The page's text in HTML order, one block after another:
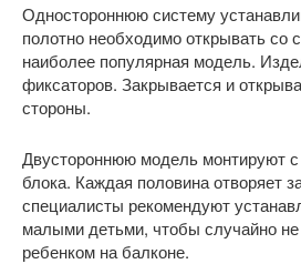
Одностороннюю систему
полотно необходимо открывать со
наиболее популярная модель.
фиксаторов. Закрывается и
стороны.
Двустороннюю модель монтируют с
блока. Каждая половина отворяет
специалисты рекомендуют
малыми детьми, чтобы случайно
ребенком на балконе.